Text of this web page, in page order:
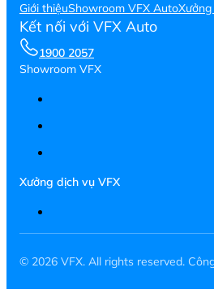
Giới thiệuShowroom VFX Auto
Kết nối với VFX Auto
1900 2057
Showroom VFX
Xưởng dịch vụ VFX
© 2026 VFX. All rights reserved.